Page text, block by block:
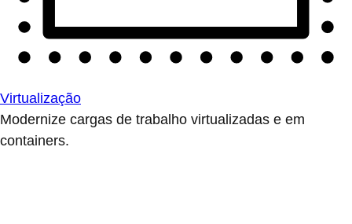
Virtualização
Modernize cargas de trabalho virtualizadas e em
containers.